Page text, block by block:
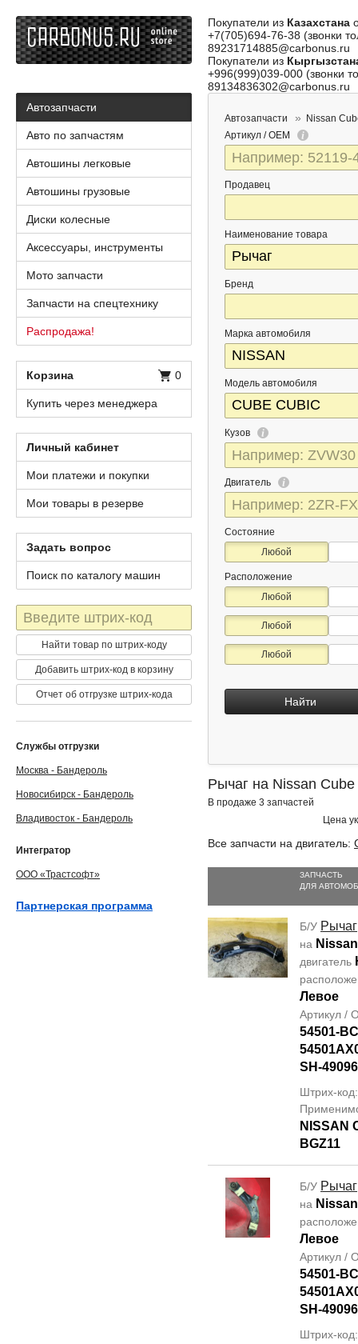
Покупатели из Казахстана
+7(705)694-76-38 (звонки
89231714885@carbonus.ru
Покупатели из
+996(999)039-000 (звонки
89134836302@carbonus.ru
Автозапчасти
Nissan
Артикул / OEM
Продавец
Наименование товара
Бренд
Марка автомобиля
Модель автомобиля
Кузов
Двигатель
Состояние
Любой
Расположение
Любой
Любой
Любой
Найти
Рычаг на Nissan
В продаже 3 запчастей
Цена
Все запчасти на двигатель:
ЗАПЧАСТЬ
ДЛЯ
Б/У Рычаг
на
двигатель
Левое
Артикул /
54501-
SH-
Штрих-
NISSAN
BGZ11
Б/У Рычаг
на
Левое
Артикул /
54501-
SH-
Штрих-
Автозапчасти
Авто по запчастям
Автошины легковые
Автошины грузовые
Диски колесные
Аксессуары, инструменты
Мото запчасти
Запчасти на спецтехнику
Распродажа!
Корзина 0
Купить через менеджера
Личный кабинет
Мои платежи и покупки
Мои товары в резерве
Задать вопрос
Поиск по каталогу машин
Штрих-
код
Найти товар по штрих-коду
Добавить штрих-код в корзину
Отчет об отгрузке штрих-кода
Службы отгрузки
Москва - Бандероль
Новосибирск - Бандероль
Владивосток - Бандероль
Интегратор
ООО «Трастсофт»
Партнерская программа